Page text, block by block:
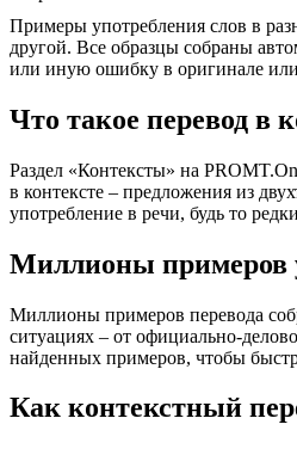
Примеры употребления слов в
другой. Все образцы собраны
или иную ошибку в оригинале
Что такое перевод в
Раздел «Контексты» на
в контексте – предложения из
употребление в речи, будь то
Миллионы примеров
Миллионы примеров перевода
ситуациях – от официально-
найденных примеров, чтобы
Как контекстный